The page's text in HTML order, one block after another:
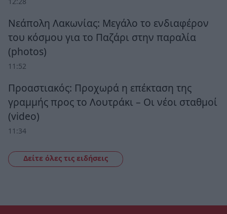
Νεάπολη Λακωνίας: Μεγάλο το ενδιαφέρον
του κόσμου για το Παζάρι στην παραλία
(photos)
11:52
Προαστιακός: Προχωρά η επέκταση της
γραμμής προς το Λουτράκι – Οι νέοι σταθμοί
(video)
11:34
Δείτε όλες τις ειδήσεις